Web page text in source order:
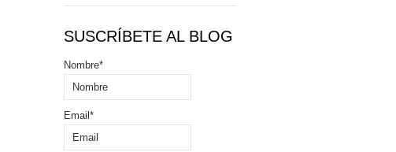
SUSCRÍBETE AL BLOG
Nombre*
Email*